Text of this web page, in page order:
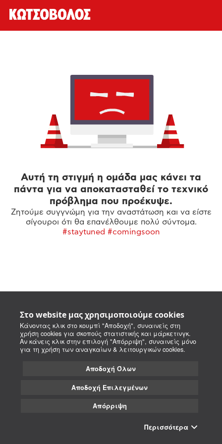
Στο website μας χρησιμοποιούμε cookies
Κάνοντας κλικ στο κουμπί "Αποδοχή", συναινείς στη
χρήση cookies για σκοπούς στατιστικής και μάρκετινγκ.
Αν κάνεις κλικ στην επιλογή "Απόρριψη", συναινείς μόνο
για τη χρήση των αναγκαίων & λειτουργικών cookies.
Αποδοχή Όλων
Αποδοχή Επιλεγμένων
Απόρριψη
Περισσότερα
Αυτή τη στιγμή η ομάδα μας κάνει τα
πάντα για να αποκατασταθεί το τεχνικό
πρόβλημα που προέκυψε.
Ζητούμε συγγνώμη για την αναστάτωση και να είστε
σίγουροι ότι θα επανέλθουμε πολύ σύντομα.
#staytuned #comingsoon